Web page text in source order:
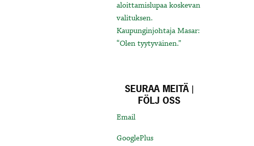
aloittamislupaa koskevan
valituksen.
Kaupunginjohtaja Masar:
“Olen tyytyväinen.”
SEURAA MEITÄ |
FÖLJ OSS
Email
GooglePlus